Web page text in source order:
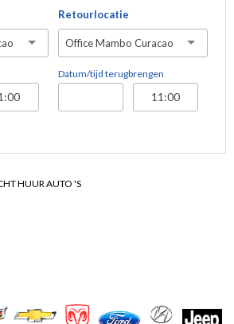
Retourlocatie
Office Mambo Curacao
Datum/tijd terugbrengen
HUUR AUTO 'S